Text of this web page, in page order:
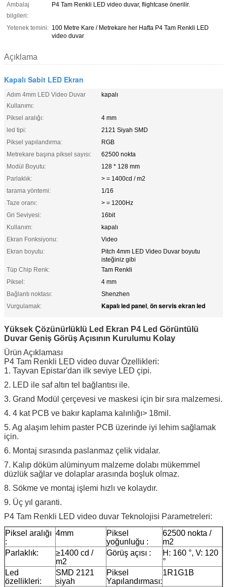
Ambalaj
bilgileri:
P4 Tam Renkli LED video duvar, flightcase önerilir.
Yetenek temini: 100 Metre Kare / Metrekare her Hafta P4 Tam Renkli LED
video duvar
Açıklama
Kapalı Sabit LED Ekran
Adım 4mm LED Video Duvar
Kullanımı:
kapalı
Piksel aralığı:
4 mm
led tipi:
2121 Siyah SMD
Piksel yapılandırma:
RGB
Metrekare başına piksel sayısı:
62500 nokta
Modül Boyutu:
128 * 128 mm
Parlaklık:
> = 1400cd / m2
tarama yöntemi:
1/16
Taze oranı:
> = 1200Hz
Gri Seviyesi:
16bit
Kullanım:
kapalı
Ekran Fonksiyonu:
Video
Ekran boyutu:
Pitch 4mm LED Video Duvar boyutu
isteğiniz gibi
Tüp Chip Renk:
Tam Renkli
Piksel:
4 mm
Bağlantı noktası:
Shenzhen
Vurgulamak:
Kapalı led panel, ön servis ekran led
Yüksek Çözünürlüklü Led Ekran P4 Led Görüntülü
Duvar Geniş Görüş Açısının Kurulumu Kolay
Ürün Açıklaması
P4 Tam Renkli LED video duvar Özellikleri:
1. Tayvan Epistar'dan ilk seviye LED çipi.
2. LED ile saf altın tel bağlantısı ile.
3. Grand Modül çerçevesi ve maskesi için bir sıra malzemesi.
4. 4 kat PCB ve bakır kaplama kalınlığı> 18mil.
5. Ag alaşım lehim paster PCB üzerinde iyi lehim sağlamak
için.
6. Montaj sırasında paslanmaz çelik vidalar.
7. Kalıp döküm alüminyum malzeme dolabı mükemmel
düzlük sağlar ve dolaplar arasında boşluk olmaz.
8. Sökme ve montaj işlemi hızlı ve kolaydır.
9. Üç yıl garanti.
P4 Tam Renkli LED video duvar Teknolojisi Parametreleri:
Piksel aralığı
:
4mm
Piksel
yoğunluğu :
62500 nokta /
m2
Parlaklık:
≥1400 cd /
m2
Görüş açısı :
H: 160 °, V: 120
°
Led
özellikleri:
SMD 2121
siyah
Piksel
Yapılandırması:
1R1G1B